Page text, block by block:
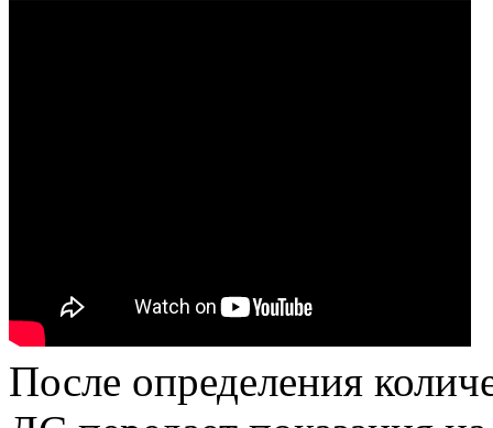
После определения